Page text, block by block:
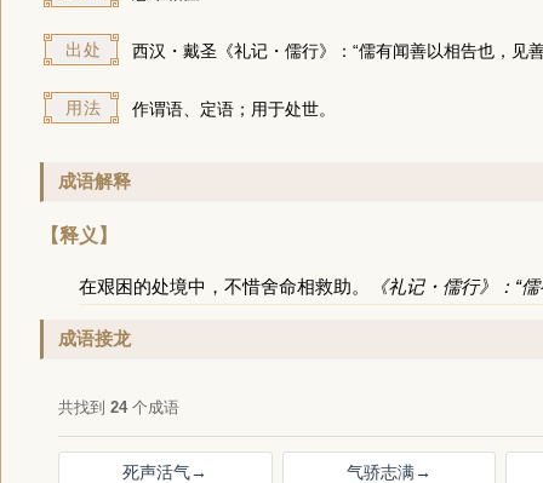
出处 西汉・戴圣《礼记・儒行》：“儒有闻善以相告也，见
用法 作谓语、定语；用于处世。
成语解释
【释义】
在艰困的处境中，不惜舍命相救助。 《礼记・儒行》：“
成语接龙
共找到 24个成语
死声活气→ 气骄志满→